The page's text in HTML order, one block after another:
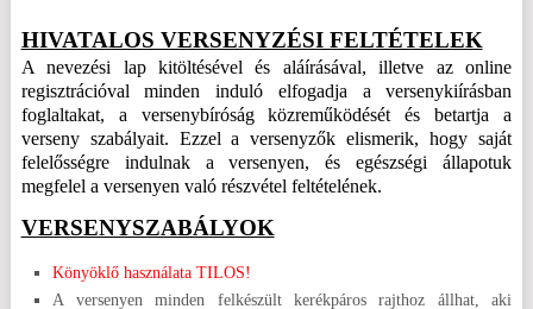
HIVATALOS VERSENYZÉSI FELTÉTELEK
A nevezési lap kitöltésével és aláírásával, illetve az online
regisztrációval minden induló elfogadja a versenykiírásban
foglaltakat, a versenybíróság közreműködését és betartja a
verseny szabályait. Ezzel a versenyzők elismerik, hogy saját
felelősségre indulnak a versenyen, és egészségi állapotuk
megfelel a versenyen való részvétel feltételének.
VERSENYSZABÁLYOK
Könyöklő használata TILOS!
A versenyen minden felkészült kerékpáros rajthoz állhat, aki